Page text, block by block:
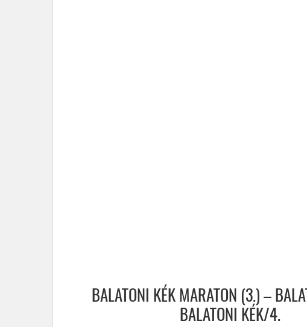
BALATONI KÉK MARATON (3.) –
BALATONI KÉK/4.